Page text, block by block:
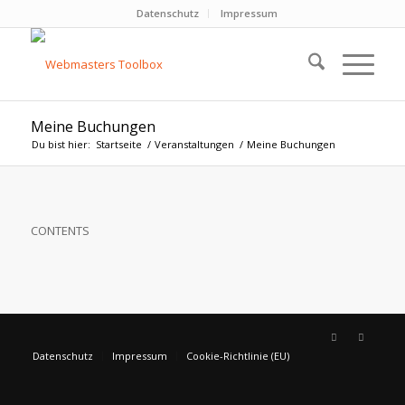
Datenschutz Impressum
Meine Buchungen
Du bist hier: Startseite / Veranstaltungen / Meine Buchungen
CONTENTS
Datenschutz Impressum Cookie-Richtlinie (EU)